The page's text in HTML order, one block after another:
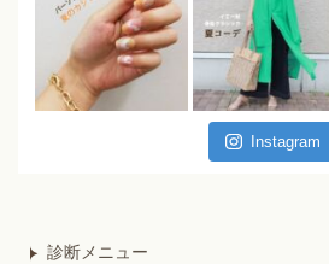
Instagram
診断メニュー